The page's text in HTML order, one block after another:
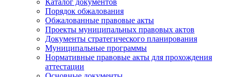
Каталог документов
Порядок обжалования
Обжалованные правовые акты
Проекты муниципальных правовых актов
Документы стратегического планирования
Муниципальные программы
Нормативные правовые акты для прохождения
аттестации